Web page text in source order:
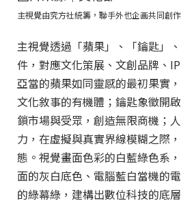
主視覺由究方社統籌，聯手外也企画共同創
主視覺透過「蘋果」、「鑰匙」
件，對應文化策展、文創品牌、
亞當的蘋果如同靈感的最初果實
文化敘事的有機體；鑰匙象徵開
鎖市場與受眾，創造無限商機；
力，在虛擬與真實界線模糊之際
態。視覺畫面色彩的白藍綠色系
面的灰白底色、電腦藍白當機的
的綠幕綠，建構出數位科技的底